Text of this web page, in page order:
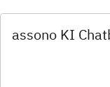
assono KI